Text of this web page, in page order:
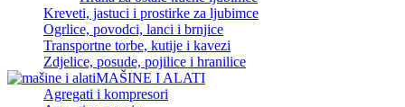
Kreveti, jastuci i prostirke za ljubimce
Ogrlice, povodci, lanci i brnjice
Transportne torbe, kutije i kavezi
Zdjelice, posude, pojilice i hranilice
MAŠINE I ALATI
Agregati i kompresori